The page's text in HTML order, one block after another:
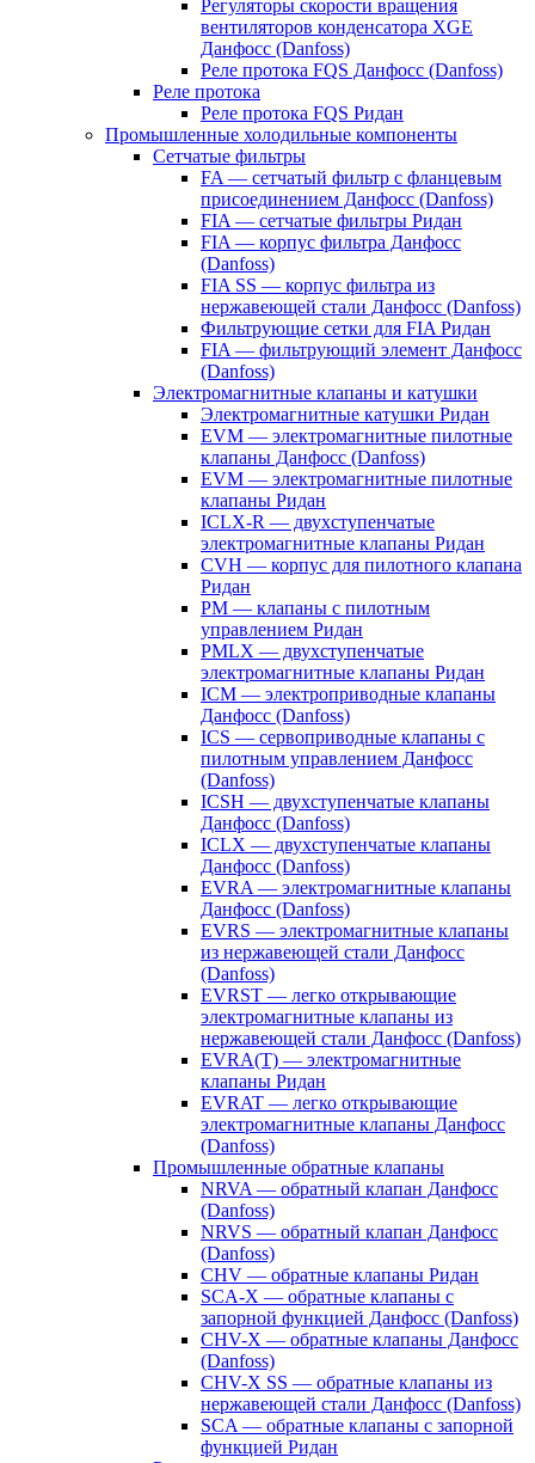
Регуляторы скорости вращения
вентиляторов конденсатора XGE
Данфосс (Danfoss)
Реле протока FQS Данфосс (Danfoss)
Реле протока
Реле протока FQS Ридан
Промышленные холодильные компоненты
Сетчатые фильтры
FA — сетчатый фильтр с фланцевым
присоединением Данфосс (Danfoss)
FIA — сетчатые фильтры Ридан
FIA — корпус фильтра Данфосс
(Danfoss)
FIA SS — корпус фильтра из
нержавеющей стали Данфосс (Danfoss)
Фильтрующие сетки для FIA Ридан
FIA — фильтрующий элемент Данфосс
(Danfoss)
Электромагнитные клапаны и катушки
Электромагнитные катушки Ридан
EVM — электромагнитные пилотные
клапаны Данфосс (Danfoss)
EVM — электромагнитные пилотные
клапаны Ридан
ICLX-R — двухступенчатые
электромагнитные клапаны Ридан
CVH — корпус для пилотного клапана
Ридан
PM — клапаны с пилотным
управлением Ридан
PMLX — двухступенчатые
электромагнитные клапаны Ридан
ICM — электроприводные клапаны
Данфосс (Danfoss)
ICS — сервоприводные клапаны с
пилотным управлением Данфосс
(Danfoss)
ICSH — двухступенчатые клапаны
Данфосс (Danfoss)
ICLX — двухступенчатые клапаны
Данфосс (Danfoss)
EVRA — электромагнитные клапаны
Данфосс (Danfoss)
EVRS — электромагнитные клапаны
из нержавеющей стали Данфосс
(Danfoss)
EVRST — легко открывающие
электромагнитные клапаны из
нержавеющей стали Данфосс (Danfoss)
EVRA(T) — электромагнитные
клапаны Ридан
EVRAT — легко открывающие
электромагнитные клапаны Данфосс
(Danfoss)
Промышленные обратные клапаны
NRVA — обратный клапан Данфосс
(Danfoss)
NRVS — обратный клапан Данфосс
(Danfoss)
CHV — обратные клапаны Ридан
SCA-X — обратные клапаны с
запорной функцией Данфосс (Danfoss)
CHV-X — обратные клапаны Данфосс
(Danfoss)
CHV-X SS — обратные клапаны из
нержавеющей стали Данфосс (Danfoss)
SCA — обратные клапаны с запорной
функцией Ридан